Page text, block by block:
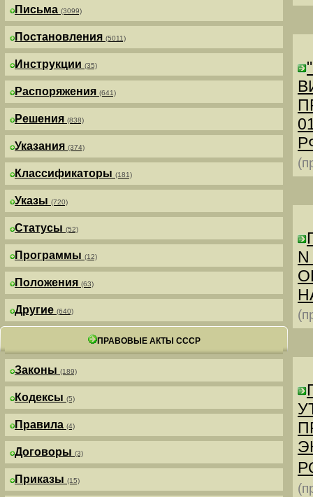
Письма (3099)
Постановления (5011)
Инструкции (35)
Распоряжения (641)
Решения (838)
Указания (374)
Классификаторы (181)
Указы (720)
Статусы (52)
Программы (12)
Положения (63)
Другие (640)
ПРАВОВЫЕ АКТЫ СССР
Законы (189)
Кодексы (5)
Правила (4)
Договоры (3)
Приказы (15)